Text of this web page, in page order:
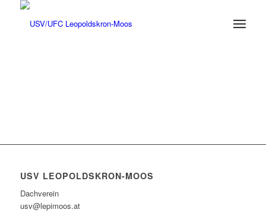
USV LEOPOLDSKRON-MOOS
Dachverein
usv@lepimoos.at